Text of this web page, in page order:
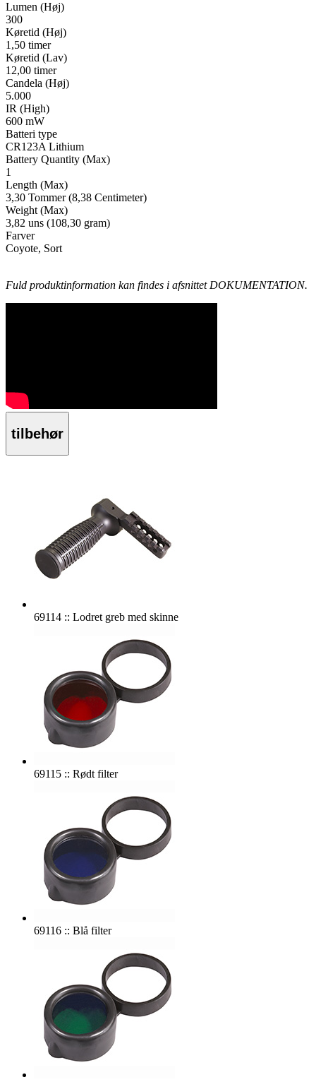
Lumen (Høj)
300
Køretid (Høj)
1,50 timer
Køretid (Lav)
12,00 timer
Candela (Høj)
5.000
IR (High)
600 mW
Batteri type
CR123A Lithium
Battery Quantity (Max)
1
Length (Max)
3,30 Tommer (8,38 Centimeter)
Weight (Max)
3,82 uns (108,30 gram)
Farver
Coyote, Sort
Fuld produktinformation kan findes i afsnittet DOKUMENTATION.
tilbehør
69114 :: Lodret greb med skinne
69115 :: Rødt filter
69116 :: Blå filter